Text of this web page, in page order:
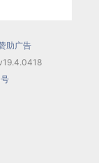
助广告